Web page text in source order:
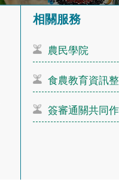
相關服務
農民學院
食農教育資訊
簽審通關共同